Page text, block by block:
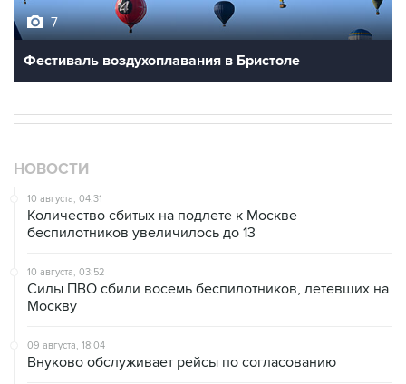
7
Фестиваль воздухоплавания в Бристоле
НОВОСТИ
10 августа, 04:31
Количество сбитых на подлете к Москве
беспилотников увеличилось до 13
10 августа, 03:52
Силы ПВО сбили восемь беспилотников, летевших на
Москву
09 августа, 18:04
Внуково обслуживает рейсы по согласованию